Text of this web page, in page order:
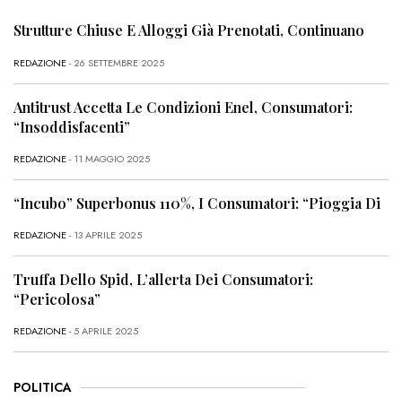
Strutture Chiuse E Alloggi Già Prenotati, Continuano
REDAZIONE- 26 SETTEMBRE 2025
Antitrust Accetta Le Condizioni Enel, Consumatori:
“Insoddisfacenti”
REDAZIONE- 11 MAGGIO 2025
“Incubo” Superbonus 110%, I Consumatori: “Pioggia Di
REDAZIONE- 13 APRILE 2025
Truffa Dello Spid, L’allerta Dei Consumatori:
“Pericolosa”
REDAZIONE- 5 APRILE 2025
POLITICA